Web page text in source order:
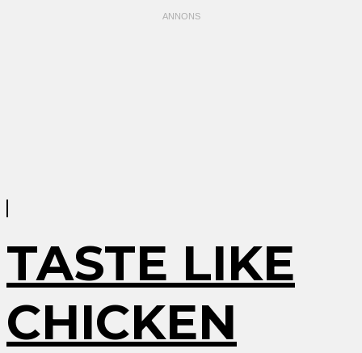
TASTE LIKE
CHICKEN